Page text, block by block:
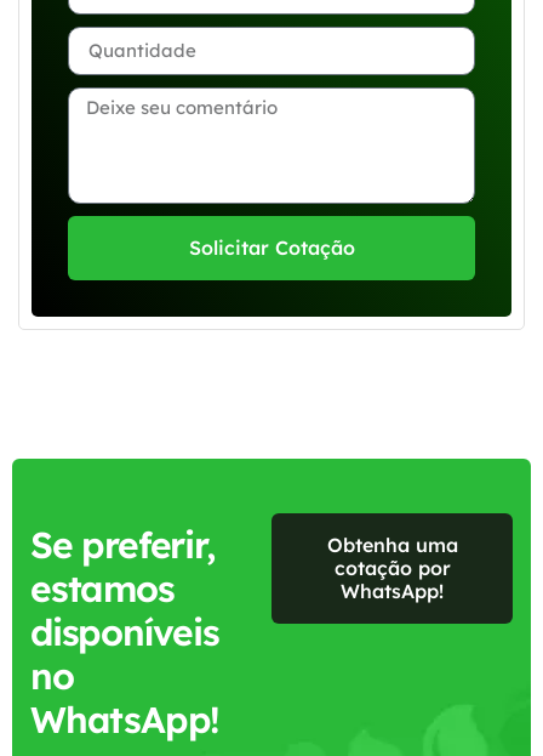
Solicitar Cotação
Se preferir,
estamos
disponíveis
no
WhatsApp!
Obtenha uma
cotação por
WhatsApp!